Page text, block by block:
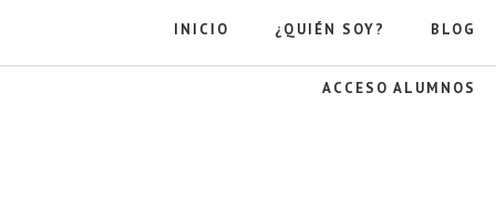
INICIO ¿QUIÉN SOY? BLOG
ACCESO ALUMNOS